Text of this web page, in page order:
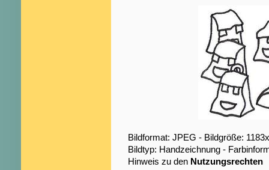
Bildformat: JPEG - Bildgröße:
Bildtyp: Handzeichnung -
Hinweis zu den Nutzungsrechten